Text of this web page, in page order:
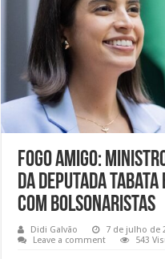
Fogo amigo:
da deputada
com bolsonaristas
Didi Galvão 7 de julho de
Leave a comment
543